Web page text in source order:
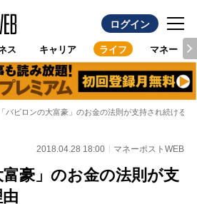
ログイン
ス キャリア ライフ マネー
「バビロンの大富豪」のお金の法則が支持され続ける理
2018.04.28 18:00 マネーポストWEB
富豪」のお金の法則が支